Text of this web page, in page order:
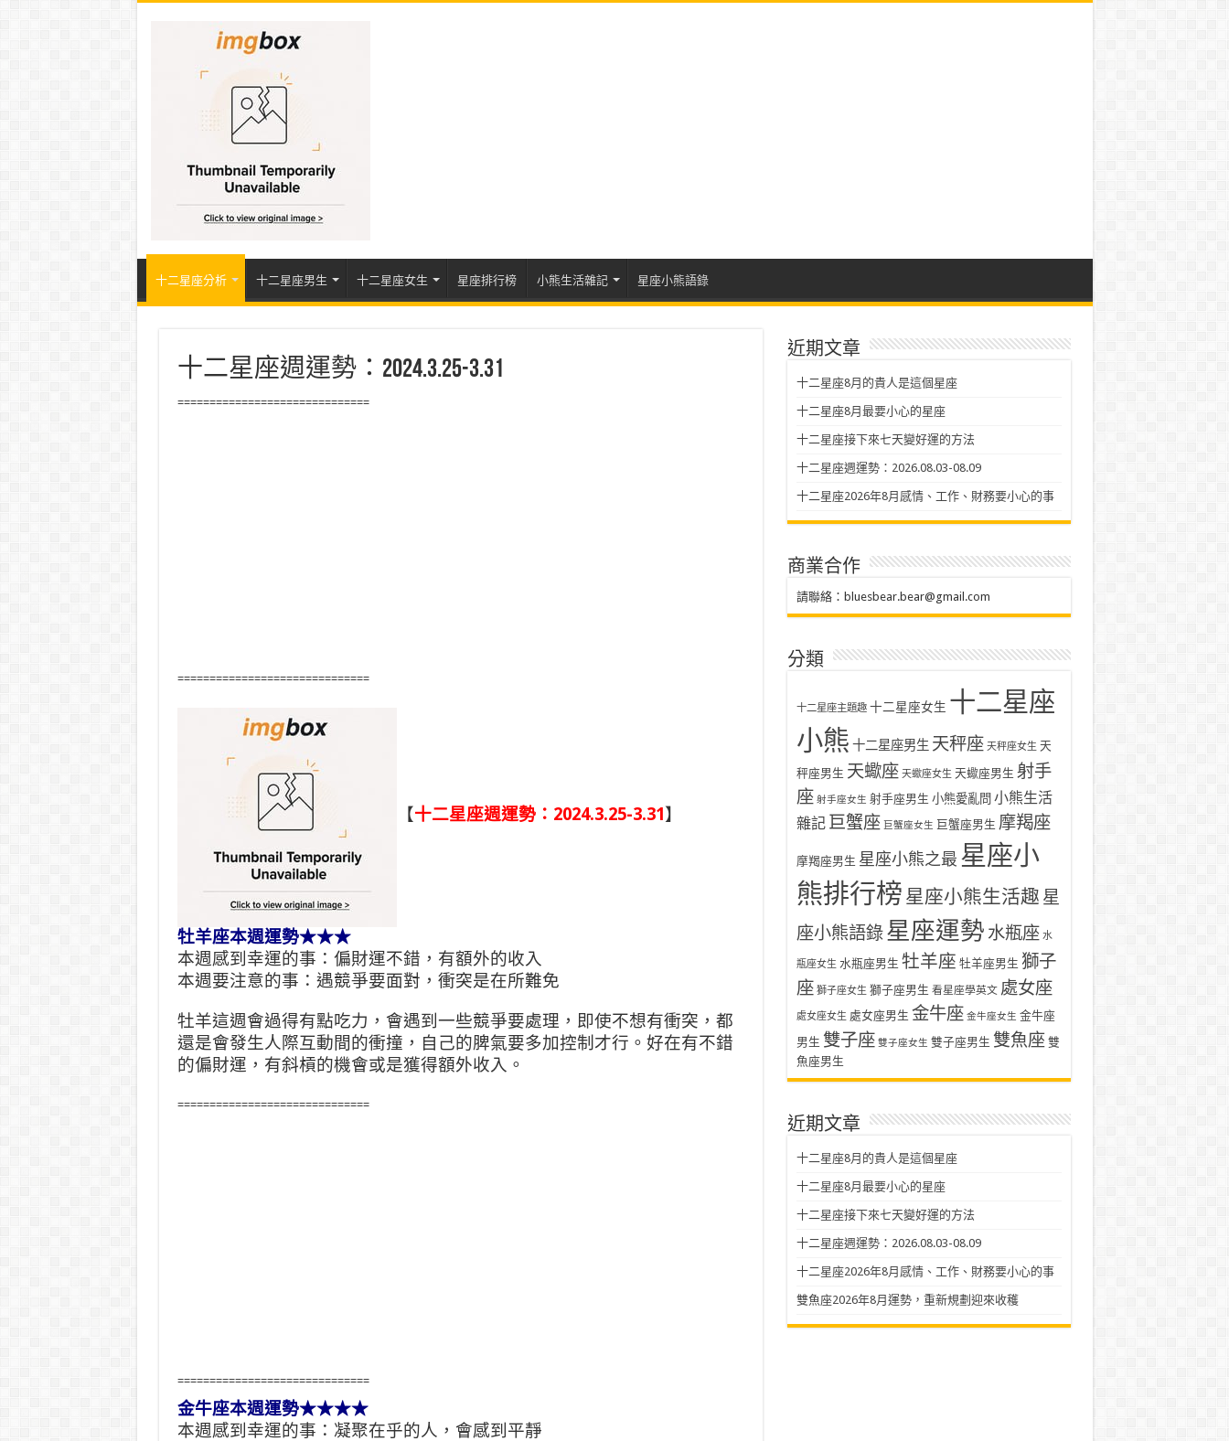
十二星座分析 十二星座男生 十二星座女生 星座排行榜 小熊生活雜記 星座小熊語錄
十二星座週運勢：2024.3.25-3.31
==============================
==============================
【十二星座週運勢：2024.3.25-3.31 】
牡羊座本週運勢★★★
本週感到幸運的事：偏財運不錯，有額外的收入
本週要注意的事：遇競爭要面對，衝突是在所難免
牡羊這週會過得有點吃力，會遇到一些競爭要處理，即使不想有衝突，都
還是會發生人際互動間的衝撞，自己的脾氣要多加控制才行。好在有不錯
的偏財運，有斜槓的機會或是獲得額外收入。
==============================
==============================
金牛座本週運勢★★★★
本週感到幸運的事：凝聚在乎的人，會感到平靜
近期文章
十二星座8月的貴人是這個星座
十二星座8月最要小心的星座
十二星座接下來七天變好運的方法
十二星座週運勢：2026.08.03-08.09
十二星座2026年8月感情、工作、財務要小心的事
商業合作
請聯絡： bluesbear.bear@gmail.com
分類
十二星座主題趣 十二星座女生 十二星座
小熊 十二星座男生 天秤座 天秤座女生 天
秤座男生 天蠍座 天蠍座女生 天蠍座男生 射手
座 射手座女生 射手座男生 小熊愛亂問 小熊生活
雜記 巨蟹座 巨蟹座女生 巨蟹座男生 摩羯座
摩羯座男生 星座小熊之最 星座小
熊排行榜 星座小熊生活趣 星
座小熊語錄星座運勢 水瓶座 水
瓶座女生 水瓶座男生 牡羊座 牡羊座男生 獅子
座 獅子座女生 獅子座男生 看星座學英文 處女座
處女座女生 處女座男生 金牛座 金牛座女生 金牛座
男生 雙子座 雙子座女生 雙子座男生 雙魚座 雙
魚座男生
近期文章
十二星座8月的貴人是這個星座
十二星座8月最要小心的星座
十二星座接下來七天變好運的方法
十二星座週運勢：2026.08.03-08.09
十二星座2026年8月感情、工作、財務要小心的事
雙魚座2026年8月運勢，重新規劃迎來收穫